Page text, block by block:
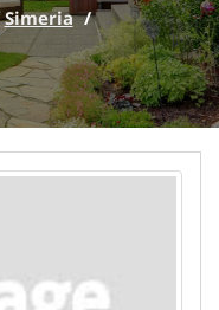
Simeria /